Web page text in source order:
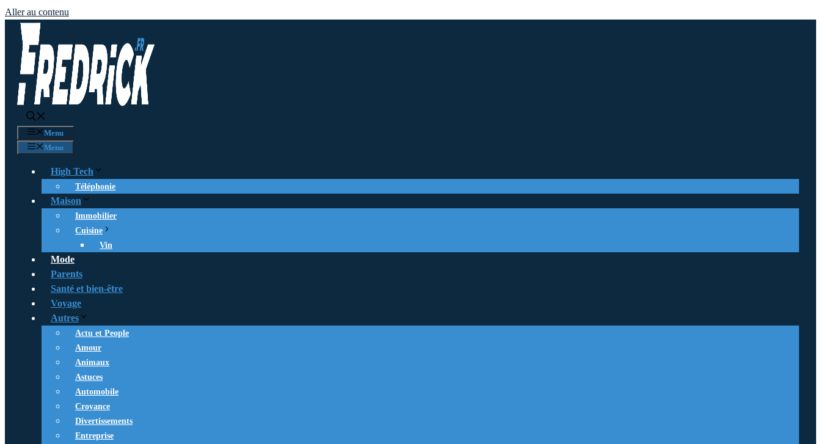
Aller au contenu
Menu
Menu
High Tech
Téléphonie
Maison
Immobilier
Cuisine
Vin
Mode
Parents
Santé et bien-être
Voyage
Autres
Actu et People
Amour
Animaux
Astuces
Automobile
Croyance
Divertissements
Entreprise